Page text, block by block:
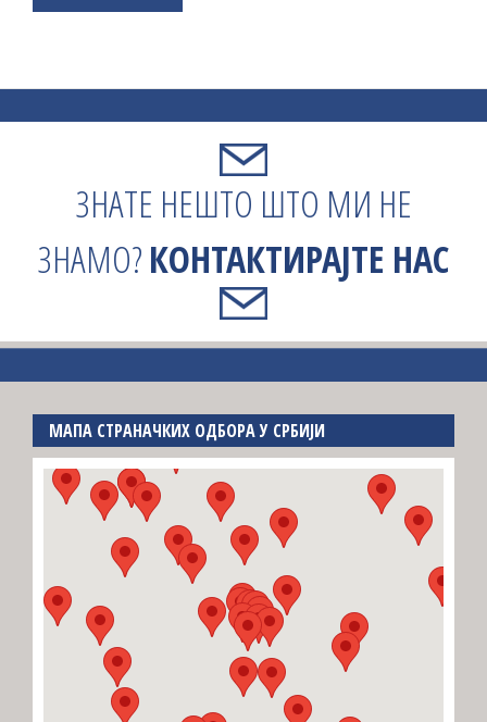
ЗНАТЕ НЕШТО ШТО МИ НЕ
ЗНАМО?КОНТАКТИРАЈТЕ НАС
МАПА СТРАНАЧКИХ ОДБОРА У СРБИЈИ